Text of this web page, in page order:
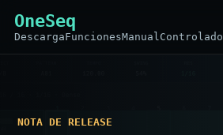
OneSeq
DescargaFuncionesManual
NOTA DE RELEASE